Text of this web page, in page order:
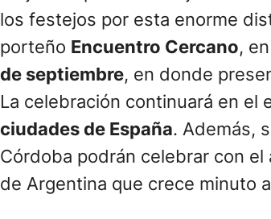
los festejos por esta enorme
porteño Encuentro Cercano, en
de septiembre, en donde
La celebración continuará en el
ciudades de España. Además,
Córdoba podrán celebrar con el
de Argentina que crece minuto